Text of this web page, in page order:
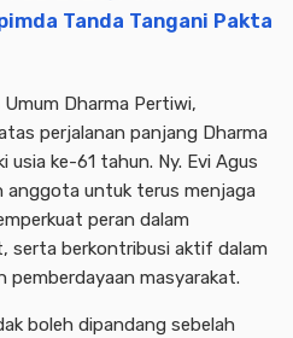
Tanda Tangani Pakta
Dharma Pertiwi,
perjalanan panjang Dharma
usia ke-61 tahun. Ny. Evi Agus
anggota untuk terus menjaga
peran dalam
serta berkontribusi aktif dalam
pemberdayaan masyarakat.
boleh dipandang sebelah